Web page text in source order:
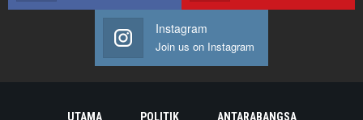
Instagram
Join us on Instagram
UTAMA POLITIK ANTARABANGSA